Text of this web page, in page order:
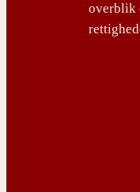
overblik